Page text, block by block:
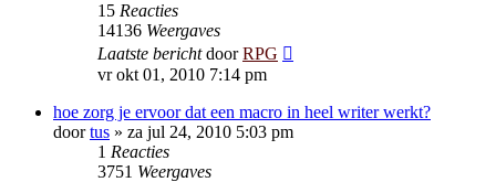
15 Reacties
14136 Weergaves
Laatste berichtdoorRPG
vr okt 01, 2010 7:14 pm
hoe zorg je ervoor dat een macro in heel writer werkt?
doortus » za jul 24, 2010 5:03 pm
1 Reacties
3751 Weergaves